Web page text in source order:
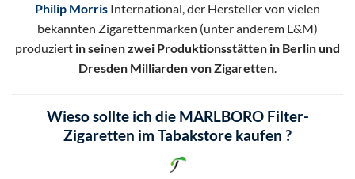
Philip Morris International, der Hersteller von vielen
bekannten Zigarettenmarken (unter anderem L&M)
produziert in seinen zwei Produktionsstätten in Berlin und
Dresden Milliarden von Zigaretten.
Wieso sollte ich die MARLBORO Filter-
Zigaretten im Tabakstore kaufen ?